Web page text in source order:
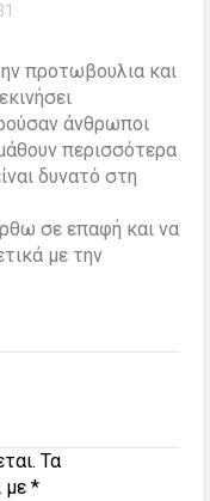
προτωβουλια και
άνθρωποι
περισσότερα
δυνατό στη
σε επαφή και να
με την
Τα
με*